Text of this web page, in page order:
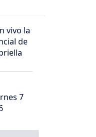
vivo la
de
7